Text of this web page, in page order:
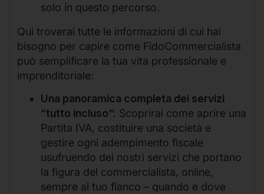
solo in questo percorso.
Qui troverai tutte le informazioni di cui hai
bisogno per capire come FidoCommercialista
può semplificare la tua vita professionale e
imprenditoriale:
Una panoramica completa dei servizi
“tutto incluso”: Scoprirai come aprire una
Partita IVA, costituire una società e
gestire ogni adempimento fiscale
usufruendo dei nostri servizi che portano
la figura del commercialista, online,
sempre al tuo fianco – quando e dove